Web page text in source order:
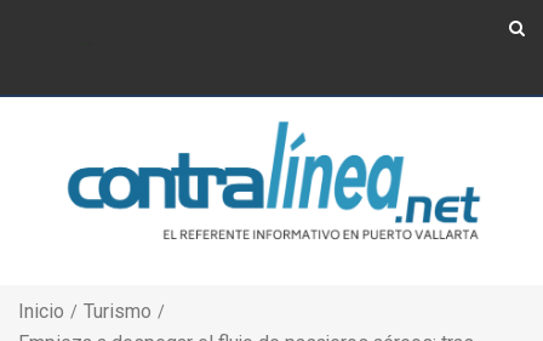
Inicio
Turismo